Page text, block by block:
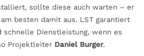
sollte diese auch warten – er
besten damit aus. LST garantiert
schnelle Dienstleistung, wenn es
Projektleiter Daniel Burger.